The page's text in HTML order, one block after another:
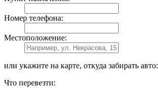
Номер телефона:
Местоположение:
или укажите на карте, откуда забирать авто:
Что перевезти: